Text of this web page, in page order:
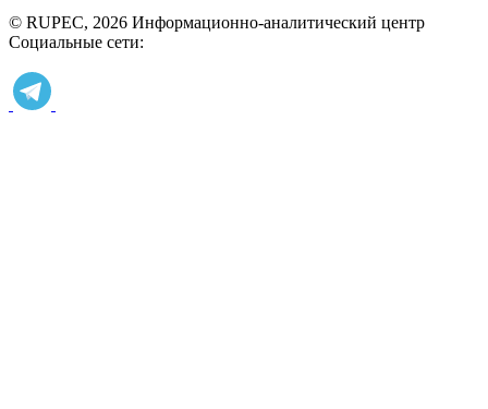
© RUPEC, 2026 Информационно-аналитический центр
Социальные сети: